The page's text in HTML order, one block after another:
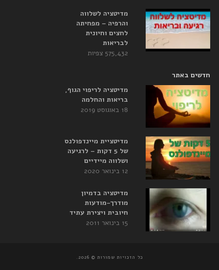
מדיטציה לשלווה
והרפיה – מפחיתה
לחצים וחיונית
לבריאות
575,432 צפיות
חדשים באתר
מדיטציה לריפוי הגוף,
בריאות והחלמה
18 באוגוסט 2019
מדיטציית מיינדפולנס
של 5 דקות – לרגיעה
ושלווה מיידיים
12 בינואר 2020
מדיטציה בדמיון
מודרך-מודעות
חיובית ויצירת עתיד
15 בינואר 2011
כל הזכויות שמורות © 2026.